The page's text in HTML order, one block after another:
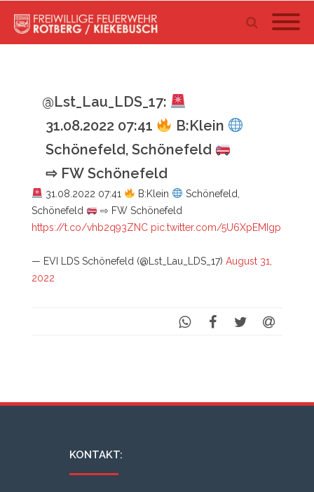
@Lst_Lau_LDS_17:
31.08.2022 07:41
B:Klein
Schönefeld, Schönefeld
⇨ FW Schönefeld
31.08.2022 07:41 B:Klein
Schönefeld,
Schönefeld
⇨ FW Schönefeld
https://t.co/vhb2q93ZNC pic.twitter.com/5U6XpEMIgp
— EVI LDS Schönefeld (@Lst_Lau_LDS_17) August 31,
2022
KONTAKT: